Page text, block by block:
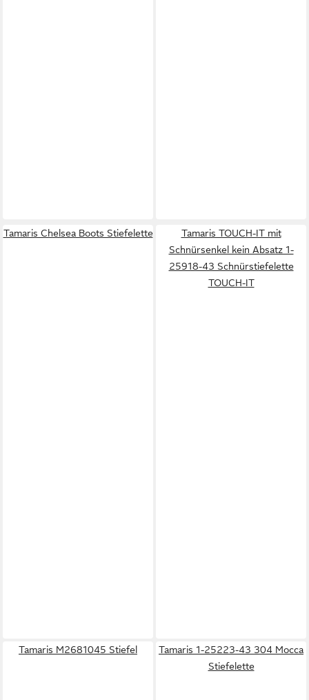
Tamaris Chelsea Boots Stiefelette
Tamaris TOUCH-IT mit
Schnürsenkel kein Absatz 1-
25918-43 Schnürstiefelette
TOUCH-IT
Tamaris M2681045 Stiefel
Tamaris 1-25223-43 304 Mocca
Stiefelette